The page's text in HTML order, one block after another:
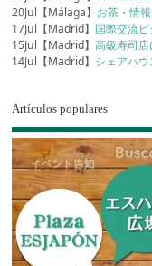
20Jul【Málaga】 お茶・情
17Jul【Madrid】 国際交流
15Jul【Madrid】高級寿司
14Jul【Madrid】 シェアハ
Artículos populares